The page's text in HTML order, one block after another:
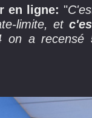
en ligne: "
limite, et
on a recensé